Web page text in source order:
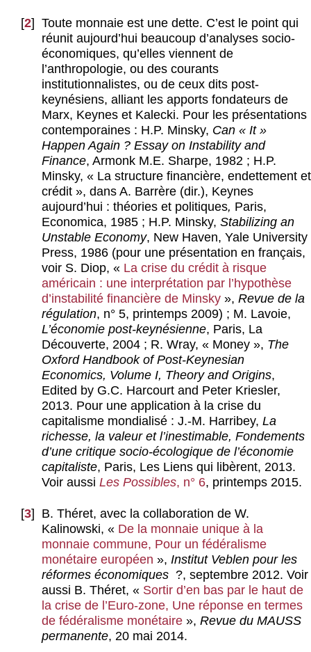
[2] Toute monnaie est une dette. C’est le point qui
réunit aujourd’hui beaucoup d’analyses socio-
économiques, qu’elles viennent de
l’anthropologie, ou des courants
institutionnalistes, ou de ceux dits post-
keynésiens, alliant les apports fondateurs de
Marx, Keynes et Kalecki. Pour les présentations
contemporaines : H.P. Minsky, Can « It »
Happen Again ? Essay on Instability and
Finance, Armonk M.E. Sharpe, 1982 ; H.P.
Minsky, « La structure financière, endettement et
crédit », dans A. Barrère (dir.), Keynes
aujourd’hui : théories et politiques, Paris,
Economica, 1985 ; H.P. Minsky, Stabilizing an
Unstable Economy, New Haven, Yale University
Press, 1986 (pour une présentation en français,
voir S. Diop, « La crise du crédit à risque
américain : une interprétation par l’hypothèse
d’instabilité financière de Minsky », Revue de la
régulation, n° 5, printemps 2009) ; M. Lavoie,
L’économie post-keynésienne, Paris, La
Découverte, 2004 ; R. Wray, « Money », The
Oxford Handbook of Post-Keynesian
Economics, Volume I, Theory and Origins,
Edited by G.C. Harcourt and Peter Kriesler,
2013. Pour une application à la crise du
capitalisme mondialisé : J.-M. Harribey, La
richesse, la valeur et l’inestimable, Fondements
d’une critique socio-écologique de l’économie
capitaliste, Paris, Les Liens qui libèrent, 2013.
Voir aussi Les Possibles, n° 6, printemps 2015.
[3]
B. Théret, avec la collaboration de W.
Kalinowski, « De la monnaie unique à la
monnaie commune, Pour un fédéralisme
monétaire européen », Institut Veblen pour les
réformes économiques ?, septembre 2012. Voir
aussi B. Théret, « Sortir d’en bas par le haut de
la crise de l’Euro-zone, Une réponse en termes
de fédéralisme monétaire », Revue du MAUSS
permanente, 20 mai 2014.